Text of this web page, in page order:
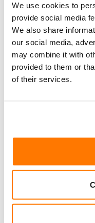
We use cookies to
provide social media
We also share
our social media,
may combine it with
provided to them or
of their services.
In der Schweiz
klassischen
ISDN-
nutzen heute die
«Voice over
Verbindung über